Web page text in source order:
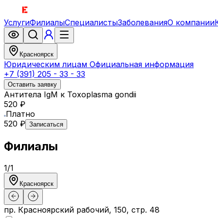
УслугиФилиалыСпециалистыЗаболеванияО компании
Красноярск
Юридическим лицам Официальная информация
+7 (391) 205 - 33 - 33
Оставить заявку
Антитела IgM к Toxoplasma gondii
520 ₽
Платно
520 ₽ Записаться
Филиалы
1/1
Красноярск
пр. Красноярский рабочий, 150, стр. 48